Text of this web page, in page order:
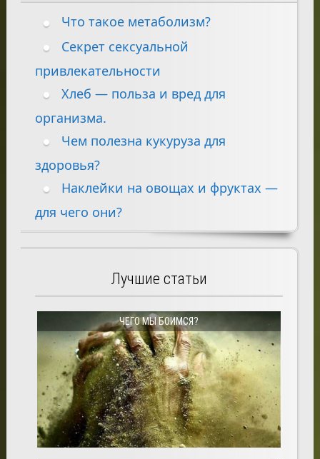
Что такое метаболизм?
Секрет сексуальной
привлекательности
Хлеб — польза и вред для
организма.
Чем полезна кукуруза для
здоровья?
Наклейки на овощах и фруктах —
для чего они?
Лучшие статьи
ЧЕГО МЫ БОИМСЯ?